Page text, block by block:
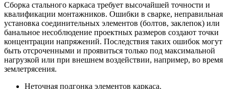
Сборка стального каркаса требует высочайшей точности и
квалификации монтажников. Ошибки в сварке, неправильная
установка соединительных элементов (болтов, заклепок) или
банальное несоблюдение проектных размеров создают точки
концентрации напряжений. Последствия таких ошибок могут
быть отсроченными и проявиться только под максимальной
нагрузкой или при внешнем воздействии, например, во время
землетрясения.
Неточная подгонка элементов каркаса.